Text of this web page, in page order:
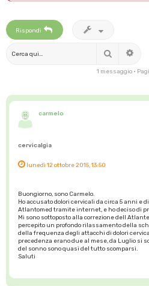
Rispondi
Cerca
1 messaggio •
carmelo
cervicalgia
lunedì 12 ottobre 2015, 13:50
Buongiorno, sono Carmelo.
Ho accusato dolori cervicali da circa 5 anni e
Atlantomed tramite internet, e ho deciso di
Mi sono sottoposto alla correzione dell
percepito un profondo rilassamento della
della frequenza degli attacchi di dolori
precedenza erano due al mese, da Luglio si
del sonno sono quasi del tutto scomparsi.
Saluti